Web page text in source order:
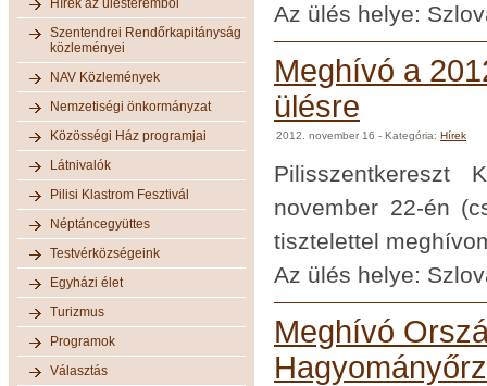
Szentendrei Rendőrkapitányság
közleményei
NAV Közlemények
Nemzetiségi önkormányzat
Közösségi Ház programjai
Látnivalók
Pilisi Klastrom Fesztivál
Néptáncegyüttes
Testvérközségeink
Egyházi élet
Turizmus
Programok
Választás
Az ülés helye:
Meghívó a
ülésre
2012. november 16 - Kategória: Hírek
Pilisszentkereszt
november 22-én
tisztelettel
Az ülés helye:
Meghívó